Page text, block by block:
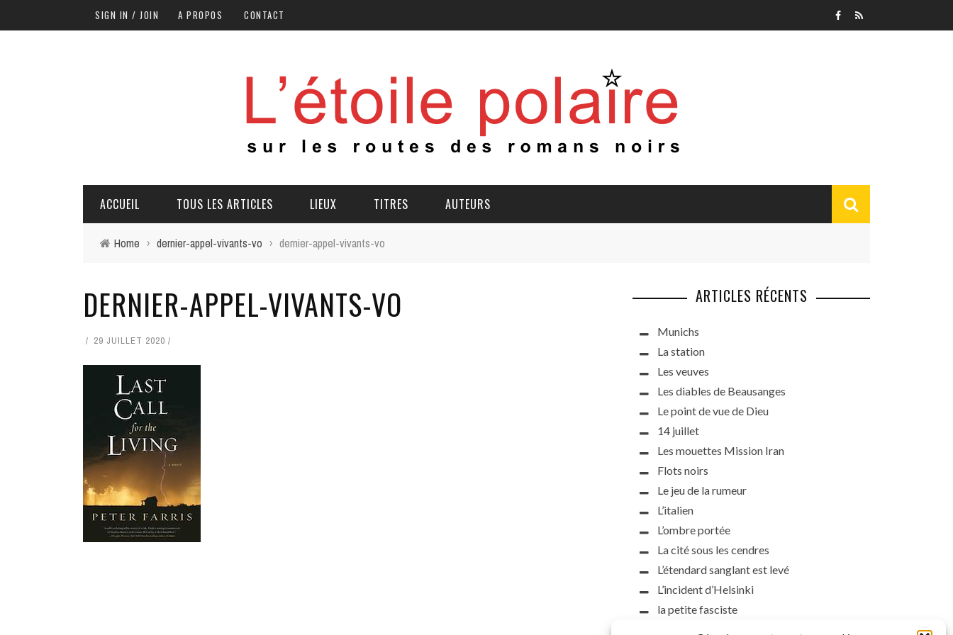
SIGN IN / JOIN A PROPOS CONTACT
ACCUEIL TOUS LES ARTICLES LIEUX TITRES AUTEURS
Home › dernier-appel-vivants-vo › dernier-appel-vivants-vo
DERNIER-APPEL-VIVANTS-VO
29 JUILLET 2020
ARTICLES RÉCENTS
Munichs
La station
Les veuves
Les diables de Beausanges
Le point de vue de Dieu
14 juillet
Les mouettes Mission Iran
Flots noirs
Le jeu de la rumeur
L’italien
L’ombre portée
La cité sous les cendres
L’étendard sanglant est levé
L’incident d’Helsinki
la petite fasciste